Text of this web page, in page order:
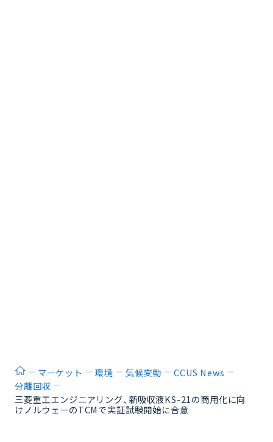
ホームマーケット 環境 気候変動
CCUS News
分離回収
三菱重工エンジニアリング、新吸収液KS-21の商用化に向
けノルウェーのTCMで実証試験開始に合意